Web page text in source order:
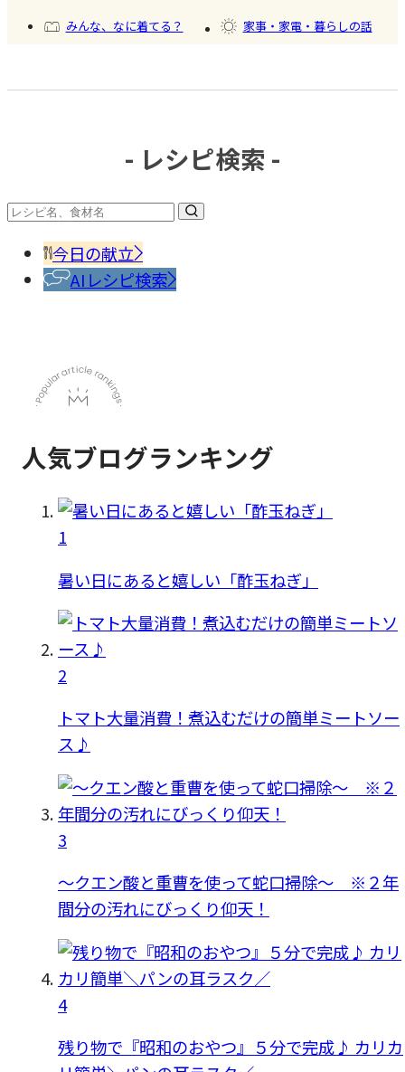
料・
香辛
料
みんな、なに着てる？
家事・家電・暮らしの話
- レシピ検索 -
今日の献立
AIレシピ検索
人気ブログランキング
1
暑い日にあると嬉しい「酢玉ねぎ」
2
トマト大量消費！煮込むだけの簡単ミートソー
ス♪
3
〜クエン酸と重曹を使って蛇口掃除〜 ※２年
間分の汚れにびっくり仰天！
4
残り物で『昭和のおやつ』５分で完成♪ カリカ